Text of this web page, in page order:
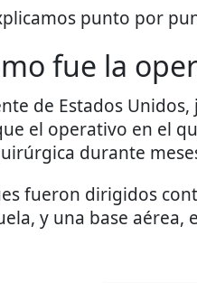
punto por
fue la
de Estados
el operativo en el
durante
fueron dirigidos
y una base